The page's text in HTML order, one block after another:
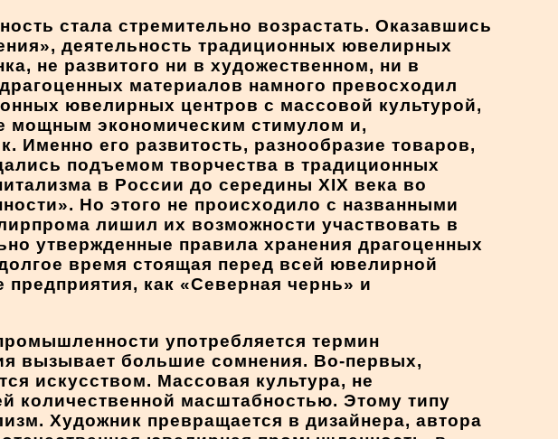
стала стремительно возрастать. Оказавшись
деятельность традиционных ювелирных
не развитого ни в художественном, ни в
материалов намного превосходил
ювелирных центров с массовой культурой,
мощным экономическим стимулом и,
Именно его развитость, разнообразие товаров,
подъемом творчества в традиционных
в России до середины XIX века во
Но этого не происходило с названными
лишил их возможности участвовать в
утвержденные правила хранения драгоценных
время стоящая перед всей ювелирной
как «Северная чернь» и
употребляется термин
вызывает большие сомнения. Во-первых,
искусством. Массовая культура, не
количественной масштабностью. Этому типу
Художник превращается в дизайнера, автора